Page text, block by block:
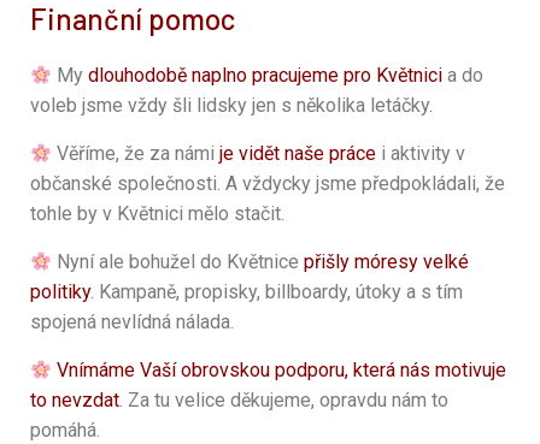
Finanční pomoc
Mydlouhodobě naplno pracujeme pro Květnici a do
voleb jsme vždy šli lidsky jen s několika letáčky.
Věříme, že za námije vidět naše práce i aktivity v
občanské společnosti. A vždycky jsme předpokládali, že
tohle by v Květnici mělo stačit.
Nyní ale bohužel do Květnicepřišly móresy velké
politiky. Kampaně, propisky, billboardy, útoky a s tím
spojená nevlídná nálada.
Vnímáme Vaší obrovskou podporu, která nás motivuje
to nevzdat. Za tu velice děkujeme, opravdu nám to
pomáhá.